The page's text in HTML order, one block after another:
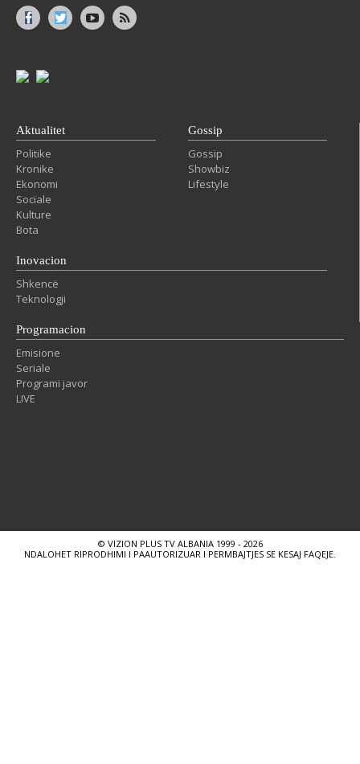
Aktualitet
Politike
Kronike
Ekonomi
Sociale
Kulture
Bota
Gossip
Gossip
Showbiz
Lifestyle
Inovacion
Shkencë
Teknologji
Programacion
Emisione
Seriale
Programi javor
LIVE
© VIZION PLUS TV ALBANIA 1999 - 2026
NDALOHET RIPRODHIMI I PAAUTORIZUAR I PERMBAJTJES SE KESAJ FAQEJE.